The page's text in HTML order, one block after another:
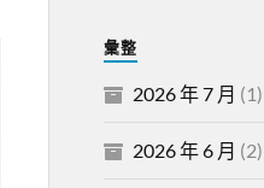
彙整
2026 年 7 月 (1)
2026 年 6 月 (2)